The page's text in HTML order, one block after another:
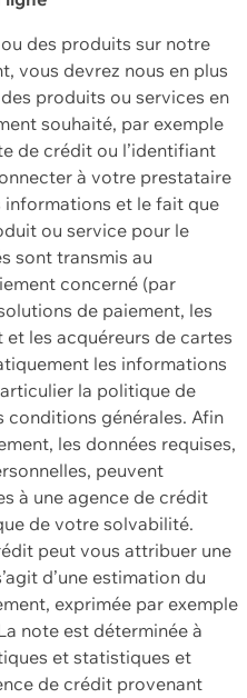
des produits sur notre
vous devrez nous en plus
produits ou services en
souhaité, par exemple
de crédit ou l’identifiant
à votre prestataire
informations et le fait que
ou service pour le
sont transmis au
concerné (par
de paiement, les
les acquéreurs de cartes
les informations
la politique de
conditions générales. Afin
les données requises,
peuvent
à une agence de crédit
de votre solvabilité.
peut vous attribuer une
d’une estimation du
exprimée par exemple
note est déterminée à
et statistiques et
de crédit provenant